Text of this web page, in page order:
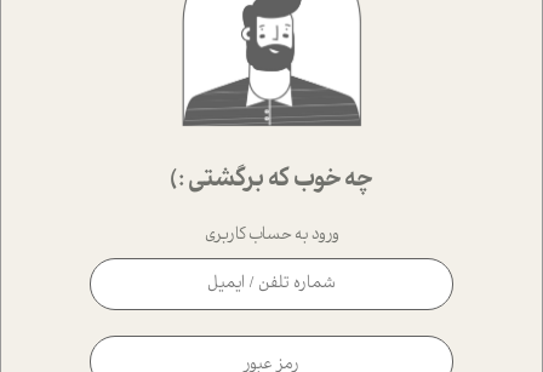
چه خوب که برگشتی :)
ورود به حساب کاربری